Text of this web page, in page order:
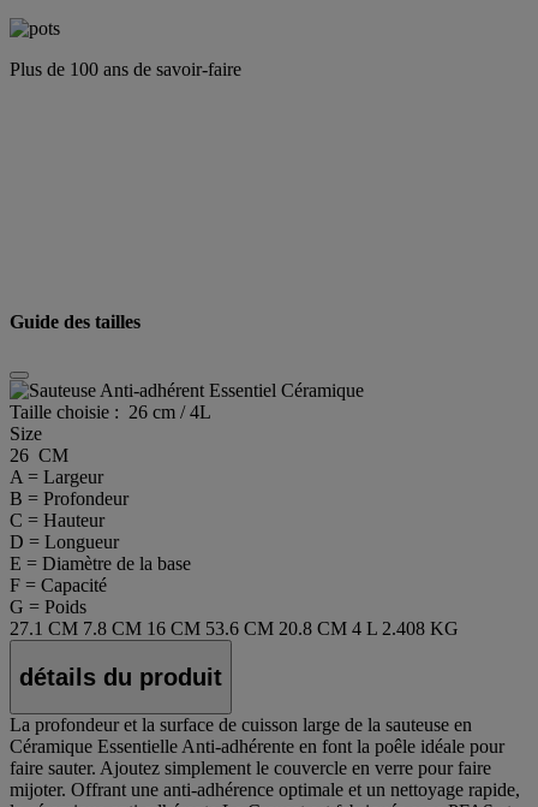
Plus de 100 ans de savoir-faire
Guide des tailles
Taille choisie : 26 cm / 4L
Size
26 CM
A = Largeur
B = Profondeur
C = Hauteur
D = Longueur
E = Diamètre de la base
F = Capacité
G = Poids
27.1 CM 7.8 CM 16 CM 53.6 CM 20.8 CM 4 L 2.408 KG
détails du produit
La profondeur et la surface de cuisson large de la sauteuse en
Céramique Essentielle Anti-adhérente en font la poêle idéale pour
faire sauter. Ajoutez simplement le couvercle en verre pour faire
mijoter. Offrant une anti-adhérence optimale et un nettoyage rapide,